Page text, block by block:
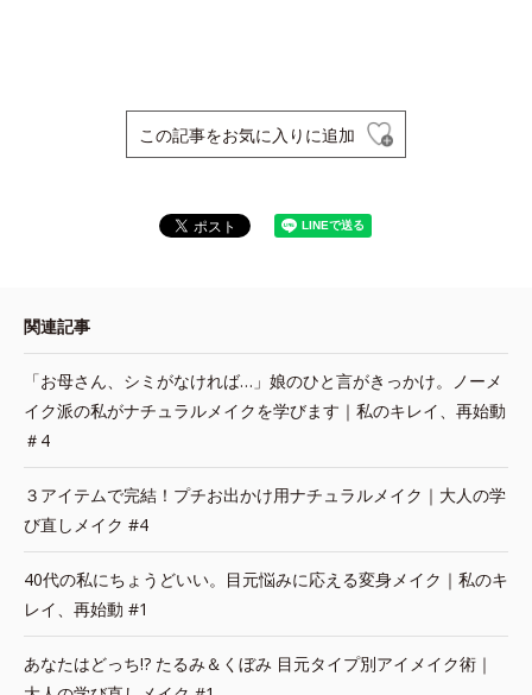
この記事をお気に入りに追加
関連記事
「お母さん、シミがなければ…」娘のひと言がきっかけ。ノーメ
イク派の私がナチュラルメイクを学びます｜私のキレイ、再始動
＃4
３アイテムで完結！プチお出かけ用ナチュラルメイク｜大人の学
び直しメイク #4
40代の私にちょうどいい。目元悩みに応える変身メイク｜私のキ
レイ、再始動 #1
あなたはどっち!? たるみ＆くぼみ 目元タイプ別アイメイク術｜